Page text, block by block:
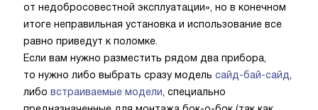
от недобросовестной эксплуатации», но в конечном
итоге неправильная установка и использование все
равно приведут к поломке.
Если вам нужно разместить рядом два прибора,
то нужно либо выбрать сразу модель сайд-бай-сайд
либо встраиваемые модели , специально